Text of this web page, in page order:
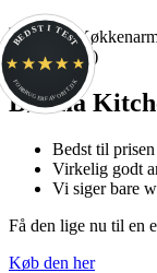
BEDST I TEST
FORBRUGERFAVORIT.DK
Børma
Bedst til prisen
Virkelig godt
Vi siger bare
Få den lige nu til en
Køb den her